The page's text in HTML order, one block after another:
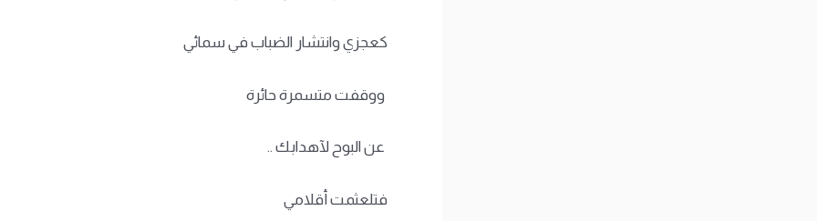
كعجزي وانتشار الضباب في سمائي
ووقفت متسمرة حائرة
عن البوح لآهدابك ..
فتلعثمت أقلامي